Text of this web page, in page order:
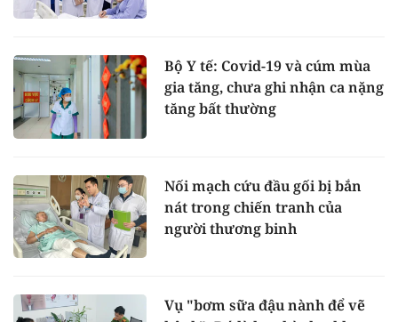
Bộ Y tế: Covid-19 và cúm mùa
gia tăng, chưa ghi nhận ca nặng
tăng bất thường
Nối mạch cứu đầu gối bị bắn
nát trong chiến tranh của
người thương binh
Vụ "bơm sữa đậu nành để vẽ